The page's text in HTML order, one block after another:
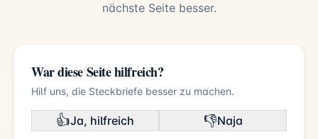
nächste Seite besser.
War diese Seite hilfreich?
Hilf uns, die Steckbriefe besser zu machen.
👍Ja, hilfreich 👎Naja